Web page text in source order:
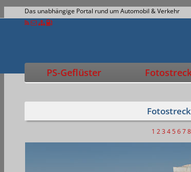
Das unabhängige Portal rund um Automobil & Verkehr
PS-Geflüster
1 23 4 5678